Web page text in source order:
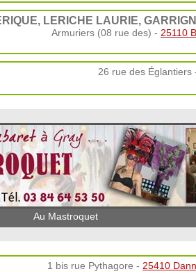
LERICHE LAURIE,
Armuriers (08 rue des) - 25110
26 rue des Églantiers
Au Mastroquet
1 bis rue Pythagore - 25410